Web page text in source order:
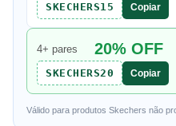
SKECHERS15 Copiar
4+ pares 20% OFF
SKECHERS20 Copiar
Válido para produtos Skechers não